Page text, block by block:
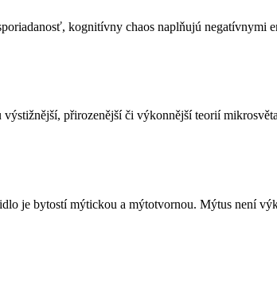
kognitívny chaos naplňujú negatívnymi
přirozenější či výkonnější teorií
je bytostí mýtickou a mýtotvornou. Mýtus není